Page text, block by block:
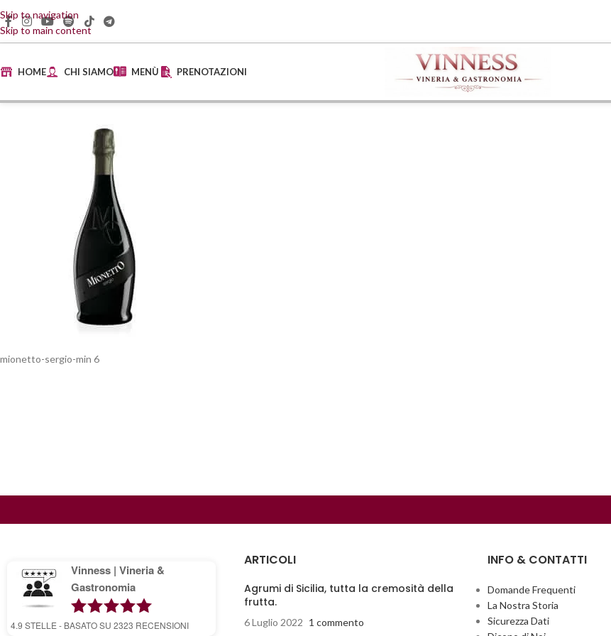
Skip to navigation
Skip to main content
HOME CHI SIAMO MENÙ PRENOTAZIONI
mionetto-sergio-min 6
Vinness | Vineria &
Gastronomia
4.9 STELLE - BASATO SU 2323 RECENSIONI
ARTICOLI
Agrumi di Sicilia, tutta la cremosità della
frutta.
6 Luglio 2022 1 commento
INFO & CONTATTI
Domande Frequenti
La Nostra Storia
Sicurezza Dati